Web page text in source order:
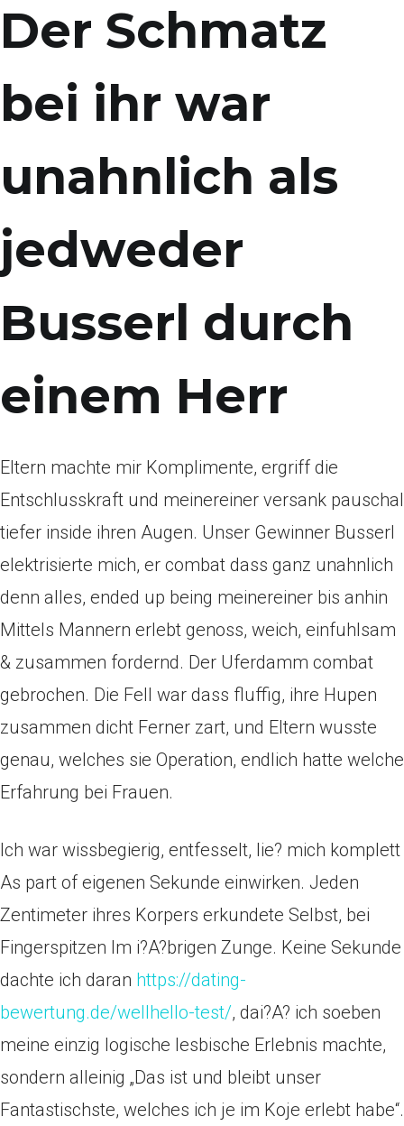
Der Schmatz
bei ihr war
unahnlich als
jedweder
Busserl durch
einem Herr
Eltern machte mir Komplimente, ergriff die
Entschlusskraft und meinereiner versank pauschal
tiefer inside ihren Augen. Unser Gewinner Busserl
elektrisierte mich, er combat dass ganz unahnlich
denn alles, ended up being meinereiner bis anhin
Mittels Mannern erlebt genoss, weich, einfuhlsam
& zusammen fordernd. Der Uferdamm combat
gebrochen. Die Fell war dass fluffig, ihre Hupen
zusammen dicht Ferner zart, und Eltern wusste
genau, welches sie Operation, endlich hatte welche
Erfahrung bei Frauen.
Ich war wissbegierig, entfesselt, lie? mich komplett
As part of eigenen Sekunde einwirken. Jeden
Zentimeter ihres Korpers erkundete Selbst, bei
Fingerspitzen Im i?A?brigen Zunge. Keine Sekunde
dachte ich daran https://dating-
bewertung.de/wellhello-test/, dai?A? ich soeben
meine einzig logische lesbische Erlebnis machte,
sondern alleinig „Das ist und bleibt unser
Fantastischste, welches ich je im Koje erlebt habe“.